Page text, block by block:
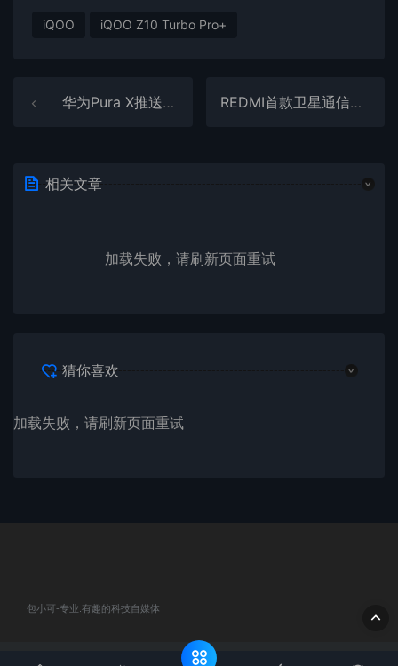
iQOO iQOO Z10 Turbo Pro+
华为Pura X推送HarmonyOS 5.1系统：暂不支持新版实况窗等功能 REDMI首款卫星通信手机来了！Note 15 Pro+入网
相关文章
加载失败，请刷新页面重试
猜你喜欢
加载失败，请刷新页面重试
包小可-专业.有趣的科技自媒体